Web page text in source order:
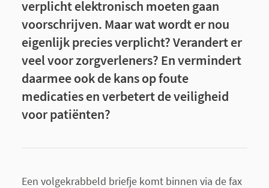
verplicht elektronisch moeten gaan
voorschrijven. Maar wat wordt er nou
eigenlijk precies verplicht? Verandert er
veel voor zorgverleners? En vermindert
daarmee ook de kans op foute
medicaties en verbetert de veiligheid
voor patiënten?
Een volgekrabbeld briefje komt binnen via de fax